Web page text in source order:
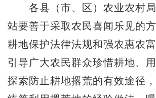
各县（市、区）农业农村
站要善于采取农民喜闻乐见的
耕地保护法律法规和强农惠农
引导广大农民群众珍惜耕地、
探索防止耕地撂荒的有效途径